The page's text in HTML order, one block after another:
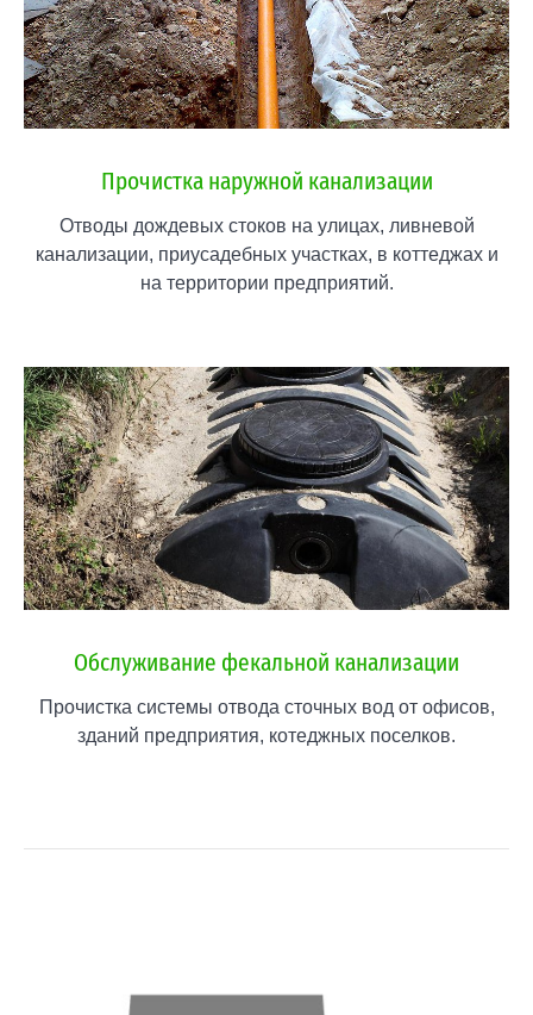
Прочистка наружной канализации
Отводы дождевых стоков на улицах, ливневой
канализации, приусадебных участках, в коттеджах и
на территории предприятий.
Обслуживание фекальной канализации
Прочистка системы отвода сточных вод от офисов,
зданий предприятия, котеджных поселков.